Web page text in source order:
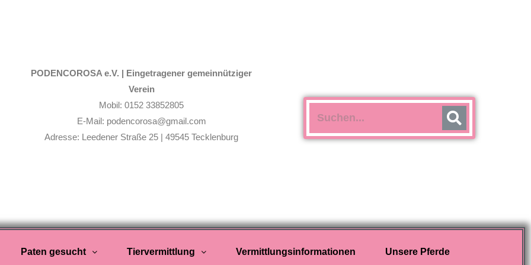
PODENCOROSA e.V. | Eingetragener gemeinnütziger
Verein
Mobil: 0152 33852805
E-Mail: podencorosa@gmail.com
Adresse: Leedener Straße 25 | 49545 Tecklenburg
Paten gesucht Tiervermittlung Vermittlungsinformationen Unsere Pferde